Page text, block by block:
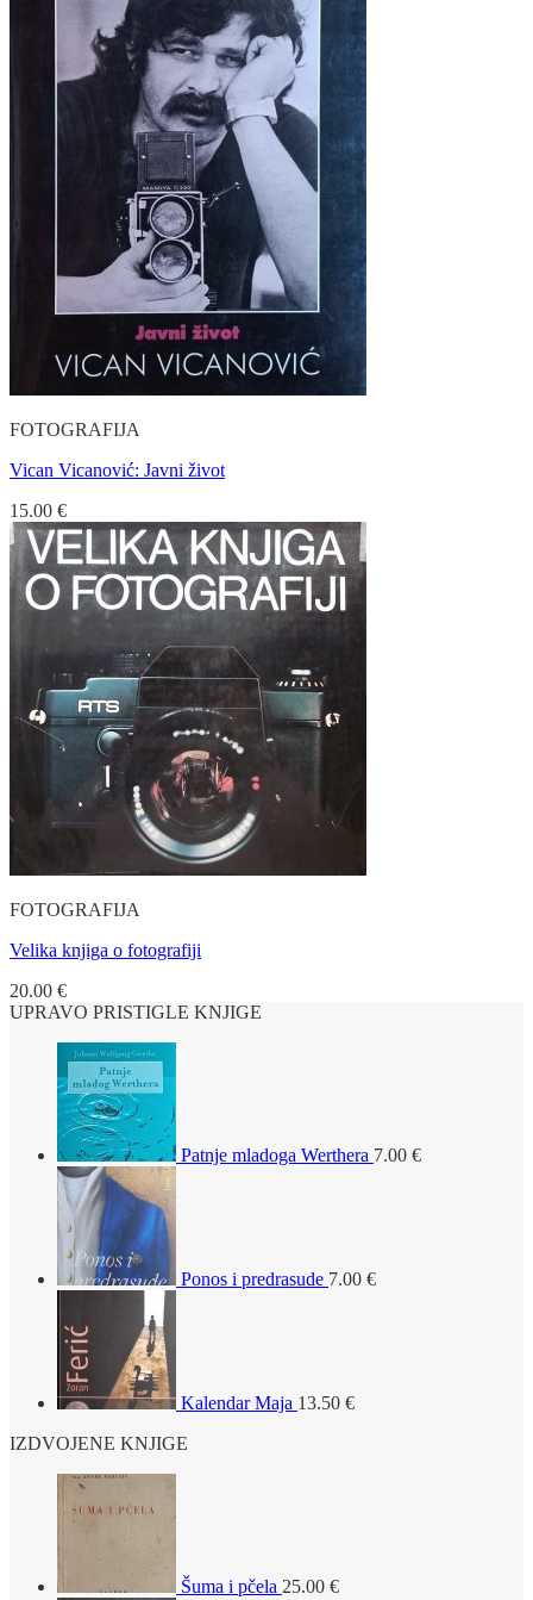
FOTOGRAFIJA
Vican Vicanović: Javni život
15.00 €
FOTOGRAFIJA
Velika knjiga o fotografiji
20.00 €
UPRAVO PRISTIGLE KNJIGE
Patnje mladoga Werthera 7.00 €
Ponos i predrasude 7.00 €
Kalendar Maja 13.50 €
IZDVOJENE KNJIGE
Šuma i pčela 25.00 €